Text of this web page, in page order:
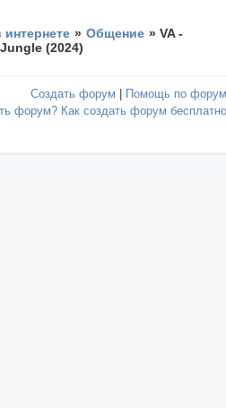
» Общение »VA -
(2024)
Создать форум | Помощь по